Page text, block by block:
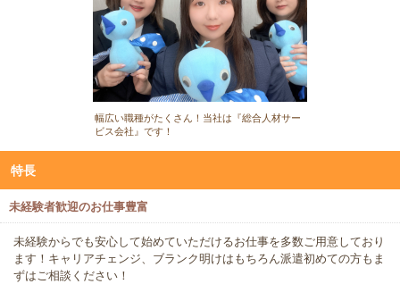
幅広い職種がたくさん！当社は『総合人材サー
ビス会社』です！
特長
未経験者歓迎のお仕事豊富
未経験からでも安心して始めていただけるお仕事を多数ご用意しており
ます！キャリアチェンジ、ブランク明けはもちろん派遣初めての方もま
ずはご相談ください！